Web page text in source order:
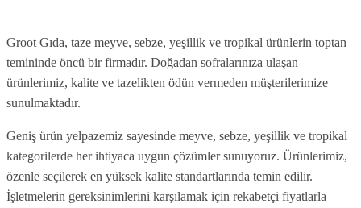
Groot Gıda, taze meyve, sebze, yeşillik ve tropikal ürünlerin toptan
temininde öncü bir firmadır. Doğadan sofralarınıza ulaşan
ürünlerimiz, kalite ve tazelikten ödün vermeden müşterilerimize
sunulmaktadır.
Geniş ürün yelpazemiz sayesinde meyve, sebze, yeşillik ve tropikal
kategorilerde her ihtiyaca uygun çözümler sunuyoruz. Ürünlerimiz,
özenle seçilerek en yüksek kalite standartlarında temin edilir.
İşletmelerin gereksinimlerini karşılamak için rekabetçi fiyatlarla